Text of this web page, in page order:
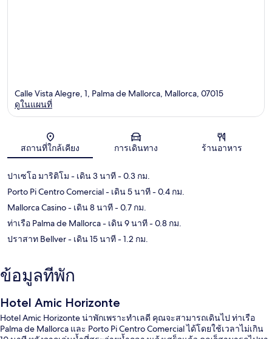
แผนที่
Calle Vista Alegre, 1, Palma de Mallorca, Mallorca, 07015
ดูในแผนที่
สถานที่ใกล้เคียง การเดินทาง ร้านอาหาร
ปาเซโอ มาริติโม - เดิน 3 นาที- 0.3 กม.
Porto Pi Centro Comercial- เดิน 5 นาที- 0.4 กม.
Mallorca Casino- เดิน 8 นาที- 0.7 กม.
ท่าเรือ Palma de Mallorca- เดิน 9 นาที- 0.8 กม.
ปราสาท Bellver- เดิน 15 นาที- 1.2 กม.
ข้อมูลที่พัก
Hotel Amic Horizonte
Hotel Amic Horizonte น่าพักเพราะทำเลดี คุณจะสามารถเดินไป ท่าเรือ
Palma de Mallorca และ Porto Pi Centro Comercial ได้โดยใช้เวลาไม่เกิน